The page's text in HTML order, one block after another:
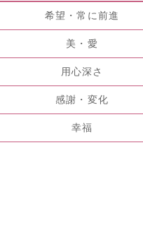
希望・常に前進
美・愛
用心深さ
感謝・変化
幸福